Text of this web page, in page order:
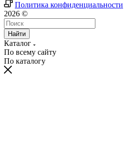
Политика конфиденциальности
2026 ©
Найти
Каталог
По всему сайту
По каталогу